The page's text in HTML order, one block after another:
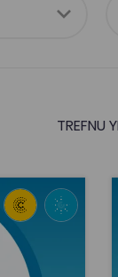
TREFNU
cynnyrch
to favourites
to favourites